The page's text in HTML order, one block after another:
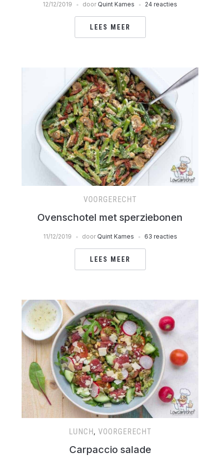
12/12/2019 door Quint Kames 24 reacties
LEES MEER
VOORGERECHT
Ovenschotel met sperziebonen
11/12/2019 door Quint Kames 63 reacties
LEES MEER
LUNCH, VOORGERECHT
Carpaccio salade